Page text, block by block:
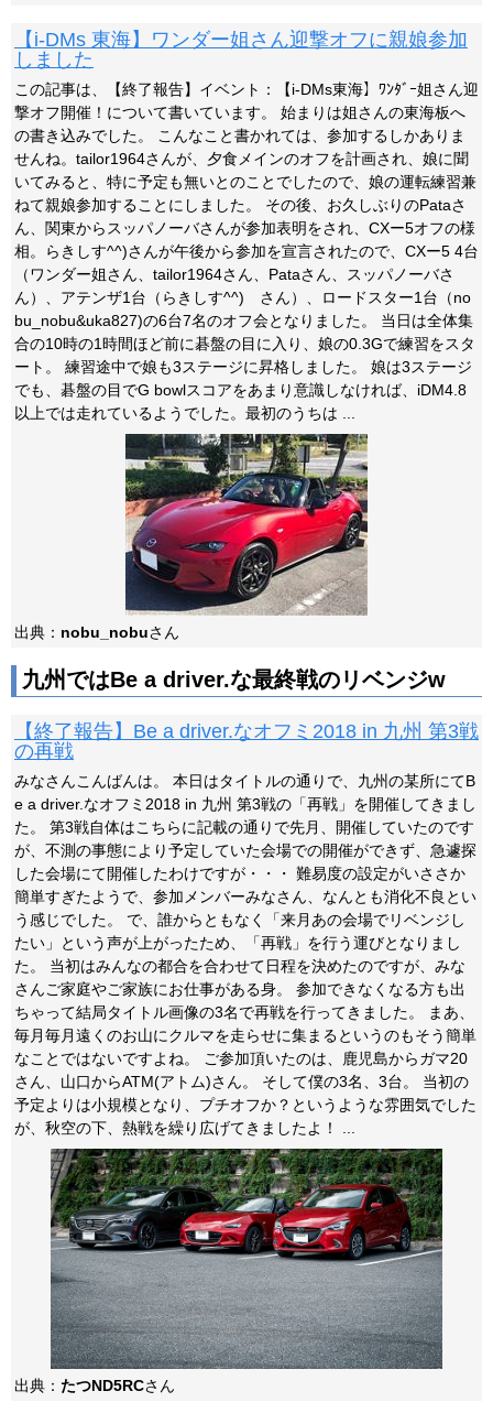
【i-DMs 東海】ワンダー姐さん迎撃オフに親娘参加
しました
この記事は、【終了報告】イベント：【i-DMs東海】ﾜﾝﾀﾞｰ姐さん迎
撃オフ開催！について書いています。 始まりは姐さんの東海板へ
の書き込みでした。 こんなこと書かれては、参加するしかありま
せんね。tailor1964さんが、夕食メインのオフを計画され、娘に聞
いてみると、特に予定も無いとのことでしたので、娘の運転練習兼
ねて親娘参加することにしました。 その後、お久しぶりのPataさ
ん、関東からスッパノーバさんが参加表明をされ、CXー5オフの様
相。らきしす^^)さんが午後から参加を宣言されたので、CXー5 4台
（ワンダー姐さん、tailor1964さん、Pataさん、スッパノーバさ
ん）、アテンザ1台（らきしす^^)ゞさん）、ロードスター1台（no
bu_nobu&uka827)の6台7名のオフ会となりました。 当日は全体集
合の10時の1時間ほど前に碁盤の目に入り、娘の0.3Gで練習をスタ
ート。 練習途中で娘も3ステージに昇格しました。 娘は3ステージ
でも、碁盤の目でG bowlスコアをあまり意識しなければ、iDM4.8
以上では走れているようでした。最初のうちは ...
出典： nobu_nobuさん
九州ではBe a driver.な最終戦のリベンジw
【終了報告】Be a driver.なオフミ2018 in 九州 第3戦
の再戦
みなさんこんばんは。 本日はタイトルの通りで、九州の某所にてB
e a driver.なオフミ2018 in 九州 第3戦の「再戦」を開催してきまし
た。 第3戦自体はこちらに記載の通りで先月、開催していたのです
が、不測の事態により予定していた会場での開催ができず、急遽探
した会場にて開催したわけですが・・・ 難易度の設定がいささか
簡単すぎたようで、参加メンバーみなさん、なんとも消化不良とい
う感じでした。 で、誰からともなく「来月あの会場でリベンジし
たい」という声が上がったため、「再戦」を行う運びとなりまし
た。 当初はみんなの都合を合わせて日程を決めたのですが、みな
さんご家庭やご家族にお仕事がある身。 参加できなくなる方も出
ちゃって結局タイトル画像の3名で再戦を行ってきました。 まあ、
毎月毎月遠くのお山にクルマを走らせに集まるというのもそう簡単
なことではないですよね。 ご参加頂いたのは、鹿児島からガマ20
さん、山口からATM(アトム)さん。 そして僕の3名、3台。 当初の
予定よりは小規模となり、プチオフか？というような雰囲気でした
が、秋空の下、熱戦を繰り広げてきましたよ！ ...
出典： たつND5RCさん